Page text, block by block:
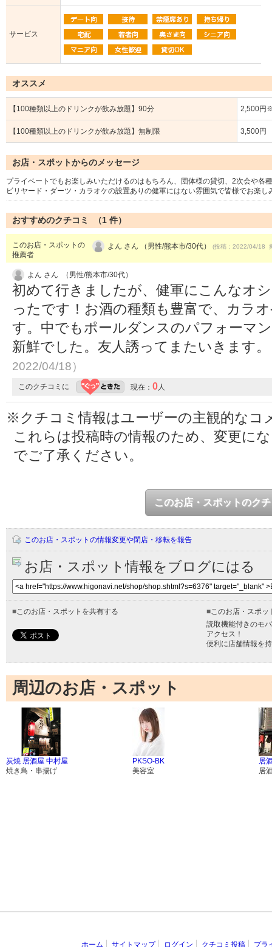
サービス
オススメ
【100種類以上のドリンクが飲み放題】90分 2,500円
【100種類以上のドリンクが飲み放題】無制限 3,500円
お店・スポットからのメッセージ
プライベートでもお楽しみいただけるのはもちろん、団体様の貸切、2次会や各
ビリヤード・ダーツ・カラオケの設置ありの健軍にはない雰囲気で皆様でお楽し
おすすめのクチコミ （1 件）
このお店・スポットの
推薦者
よん さん （男性/熊本市/30代） (投稿：2022/04/18
よん さん （男性/熊本市/30代）
初めて行きましたが、健軍にこんなオ
ったです！お酒の種類も豊富で、カラ
す。中でもポールダンスのパフォーマ
新鮮でした。友人誘ってまたいきます
2022/04/18）
このクチコミに 現在： 0人
※クチコミ情報はユーザーの主観的なコ
これらは投稿時の情報のため、変更に
でご了承ください。
このお店・スポットのク
このお店・スポットの情報変更や閉店・移転を報告
お店・スポット情報をブログにはる
■このお店・スポットを共有する ■このお店・スポッ
読取機能付きのモ
アクセス！
便利に店舗情報を
周辺のお店・スポット
炭焼 居酒屋 中村屋
焼き鳥・串揚げ
PKSO-BK
美容室
居
居
ホーム サイトマップ ログイン クチコミ投稿 プラ